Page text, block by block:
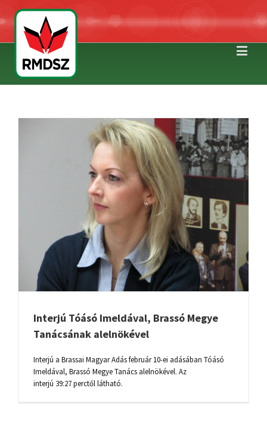
Interjú Tóásó Imeldával, Brassó Megye
Tanácsának alelnökével
Interjú a Brassai Magyar Adás február 10-ei adásában Tóásó
Imeldával, Brassó Megye Tanács alelnökével. Az
interjú 39:27 perctől látható.